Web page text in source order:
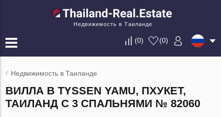
Недвижимость в Таиланде
(0) (0)
Недвижимость в Таиланде
ВИЛЛА В TYSSEN YAMU, ПХУКЕТ,
ТАИЛАНД С 3 СПАЛЬНЯМИ № 82060